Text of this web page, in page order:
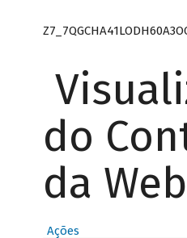
do
da Web
Ações